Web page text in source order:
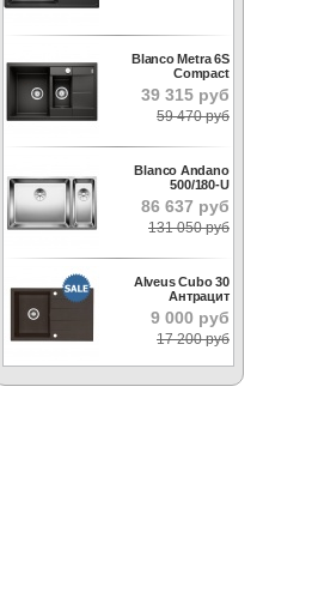
Blanco Metra 6S
Compact
39 315 руб
59 470 руб
Blanco Andano
500/180-U
86 637 руб
131 050 руб
Alveus Cubo 30
Антрацит
9 000 руб
17 200 руб